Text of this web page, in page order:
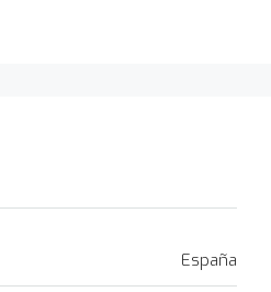
España